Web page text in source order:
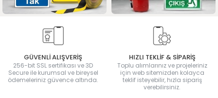
GÜVENLİ ALIŞVERİŞ
256-bit SSL sertifikası ve 3D
Secure ile kurumsal ve bireysel
ödemeleriniz güvence altında.
HIZLI TEKLİF & SİPARİŞ
Toplu alımlarınız ve projeleriniz
için web sitemizden kolayca
teklif isteyebilir, hızla sipariş
verebilirsiniz.